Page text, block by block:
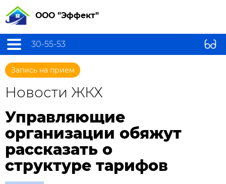
ООО "Эффект"
30-55-53
Запись на прием
Новости ЖКХ
Управляющие
организации обяжут
рассказать о
структуре тарифов